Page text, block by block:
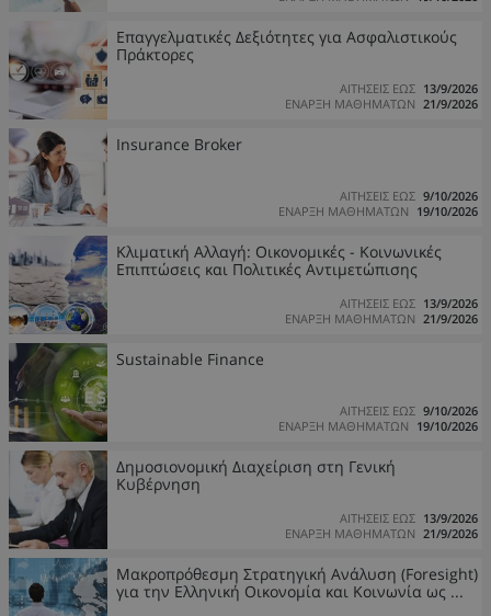
Επαγγελματικές Δεξιότητες για Ασφαλιστικούς
Πράκτορες
ΑΙΤΗΣΕΙΣ ΕΩΣ 13/9/2026
ΕΝΑΡΞΗ ΜΑΘΗΜΑΤΩΝ 21/9/2026
Insurance Broker
ΑΙΤΗΣΕΙΣ ΕΩΣ 9/10/2026
ΕΝΑΡΞΗ ΜΑΘΗΜΑΤΩΝ 19/10/2026
Κλιματική Αλλαγή: Οικονομικές - Κοινωνικές
Επιπτώσεις και Πολιτικές Αντιμετώπισης
ΑΙΤΗΣΕΙΣ ΕΩΣ 13/9/2026
ΕΝΑΡΞΗ ΜΑΘΗΜΑΤΩΝ 21/9/2026
Sustainable Finance
ΑΙΤΗΣΕΙΣ ΕΩΣ 9/10/2026
ΕΝΑΡΞΗ ΜΑΘΗΜΑΤΩΝ 19/10/2026
Δημοσιονομική Διαχείριση στη Γενική
Κυβέρνηση
ΑΙΤΗΣΕΙΣ ΕΩΣ 13/9/2026
ΕΝΑΡΞΗ ΜΑΘΗΜΑΤΩΝ 21/9/2026
Μακροπρόθεσμη Στρατηγική Ανάλυση (Foresight)
για την Ελληνική Οικονομία και Κοινωνία ως ...